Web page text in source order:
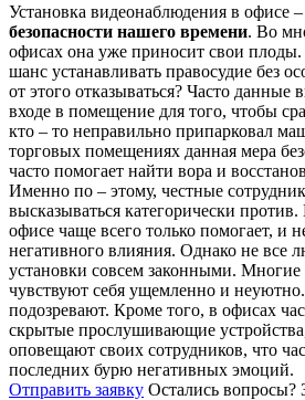
Установка видеонаблюдения в офисе –
безопасности нашего времени. Во
офисах она уже приносит свои плоды.
шанс устанавливать правосудие без
от этого отказываться? Часто данные
входе в помещение для того, чтобы
кто – то неправильно припарковал
торговых помещениях данная мера
часто помогает найти вора и
Именно по – этому, честные
высказываться категорически
офисе чаще всего только помогает, и
негативного влияния. Однако не все
установки совсем законными. Многие
чувствуют себя ущемленно и
подозревают. Кроме того, в офисах
скрытые прослушивающие
оповещают своих сотрудников, что
последних бурю негативных эмоций.
Отправить заявку Остались вопросы?